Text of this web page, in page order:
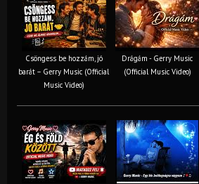
Csöngess be hozzám, jó
barát – Gerry Music (Official
Music Video)
Drágám - Gerry Music
(Official Music Video)